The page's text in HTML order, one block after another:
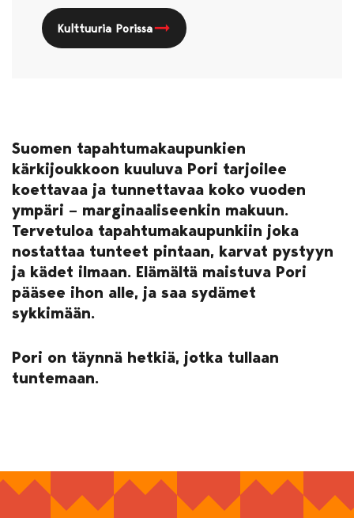
Kulttuuria Porissa
Suomen tapahtumakaupunkien
kärkijoukkoon kuuluva Pori tarjoilee
koettavaa ja tunnettavaa koko vuoden
ympäri – marginaaliseenkin makuun.
Tervetuloa tapahtumakaupunkiin joka
nostattaa tunteet pintaan, karvat pystyyn
ja kädet ilmaan. Elämältä maistuva Pori
pääsee ihon alle, ja saa sydämet
sykkimään.
Pori on täynnä hetkiä, jotka tullaan
tuntemaan.